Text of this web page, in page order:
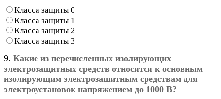
Класса защиты 0
Класса защиты 1
Класса защиты 2
Класса защиты 3
9. Какие из перечисленных изолирующих
электрозащитных средств относятся к основным
изолирующим электрозащитным средствам для
электроустановок напряжением до 1000 В?